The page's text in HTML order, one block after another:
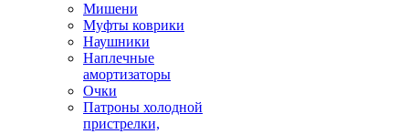
Мишени
Муфты коврики
Наушники
Наплечные
амортизаторы
Очки
Патроны холодной
пристрелки,